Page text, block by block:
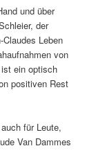
und über
der
Leben
von
ein optisch
positiven Rest
für Leute,
Van Dammes